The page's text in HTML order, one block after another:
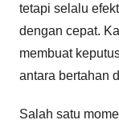
tetapi selalu
dengan cepat.
membuat
antara bertahan
Salah satu